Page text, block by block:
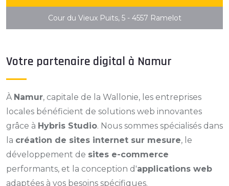
Cour du Vieux Puits, 5 - 4557 Ramelot
Votre partenaire digital à Namur
À Namur, capitale de la Wallonie, les entreprises
locales bénéficient de solutions web innovantes
grâce à Hybris Studio. Nous sommes spécialisés dans
la création de sites internet sur mesure, le
développement de sites e-commerce
performants, et la conception d'applications web
adaptées à vos besoins spécifiques.